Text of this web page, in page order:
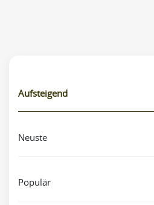
Aufsteigend
Neuste
Populär